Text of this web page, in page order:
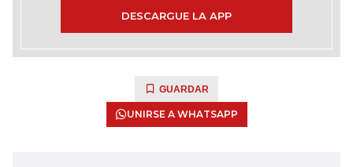
DESCARGUE LA APP
GUARDAR
UNIRSE A WHATSAPP